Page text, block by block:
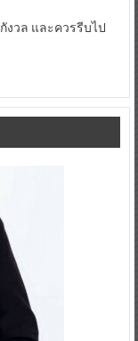
วล และควรรีบไป